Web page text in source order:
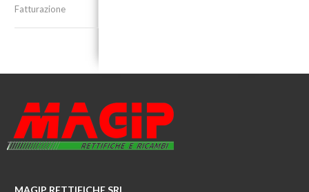
Fatturazione
MAGIP RETTIFICHE SRL